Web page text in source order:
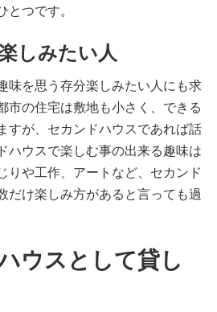
つです。
しみたい人
味を思う存分楽しみたい人にも求
市の住宅は敷地も小さく、できる
すが、セカンドハウスであれば話
ハウスで楽しむ事の出来る趣味は
りや工作、アートなど、セカンド
だけ楽しみ方があると言っても過
ウスとして貸し